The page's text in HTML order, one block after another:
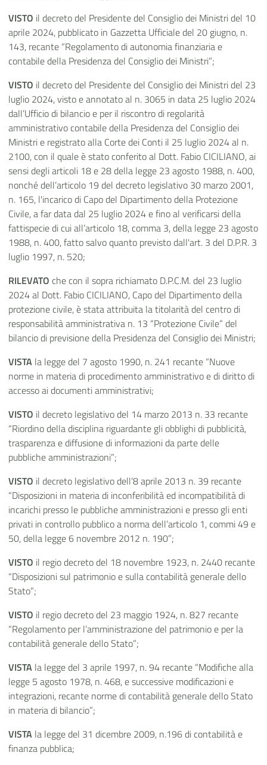
VISTO il decreto del Presidente del Consiglio dei Ministri del 10
aprile 2024, pubblicato in Gazzetta Ufficiale del 20 giugno, n.
143, recante “Regolamento di autonomia finanziaria e
contabile della Presidenza del Consiglio dei Ministri”;
VISTO il decreto del Presidente del Consiglio dei Ministri del 23
luglio 2024, visto e annotato al n. 3065 in data 25 luglio 2024
dall’Ufficio di bilancio e per il riscontro di regolarità
amministrativo contabile della Presidenza del Consiglio dei
Ministri e registrato alla Corte dei Conti il 25 luglio 2024 al n.
2100, con il quale è stato conferito al Dott. Fabio CICILIANO, ai
sensi degli articoli 18 e 28 della legge 23 agosto 1988, n. 400,
nonché dell’articolo 19 del decreto legislativo 30 marzo 2001,
n. 165, l'incarico di Capo del Dipartimento della Protezione
Civile, a far data dal 25 luglio 2024 e fino al verificarsi della
fattispecie di cui all’articolo 18, comma 3, della legge 23 agosto
1988, n. 400, fatto salvo quanto previsto dall'art. 3 del D.P.R. 3
luglio 1997, n. 520;
RILEVATO che con il sopra richiamato D.P.C.M. del 23 luglio
2024 al Dott. Fabio CICILIANO, Capo del Dipartimento della
protezione civile, è stata attribuita la titolarità del centro di
responsabilità amministrativa n. 13 “Protezione Civile” del
bilancio di previsione della Presidenza del Consiglio dei Ministri;
VISTA la legge del 7 agosto 1990, n. 241 recante “Nuove
norme in materia di procedimento amministrativo e di diritto di
accesso ai documenti amministrativi;
VISTO il decreto legislativo del 14 marzo 2013 n. 33 recante
“Riordino della disciplina riguardante gli obblighi di pubblicità,
trasparenza e diffusione di informazioni da parte delle
pubbliche amministrazioni”;
VISTO il decreto legislativo dell’8 aprile 2013 n. 39 recante
“Disposizioni in materia di inconferibilità ed incompatibilità di
incarichi presso le pubbliche amministrazioni e presso gli enti
privati in controllo pubblico a norma dell’articolo 1, commi 49 e
50, della legge 6 novembre 2012 n. 190”;
VISTO il regio decreto del 18 novembre 1923, n. 2440 recante
“Disposizioni sul patrimonio e sulla contabilità generale dello
Stato”;
VISTO il regio decreto del 23 maggio 1924, n. 827 recante
“Regolamento per l’amministrazione del patrimonio e per la
contabilità generale dello Stato”;
VISTA la legge del 3 aprile 1997, n. 94 recante “Modifiche alla
legge 5 agosto 1978, n. 468, e successive modificazioni e
integrazioni, recante norme di contabilità generale dello Stato
in materia di bilancio”;
VISTA la legge del 31 dicembre 2009, n.196 di contabilità e
finanza pubblica;